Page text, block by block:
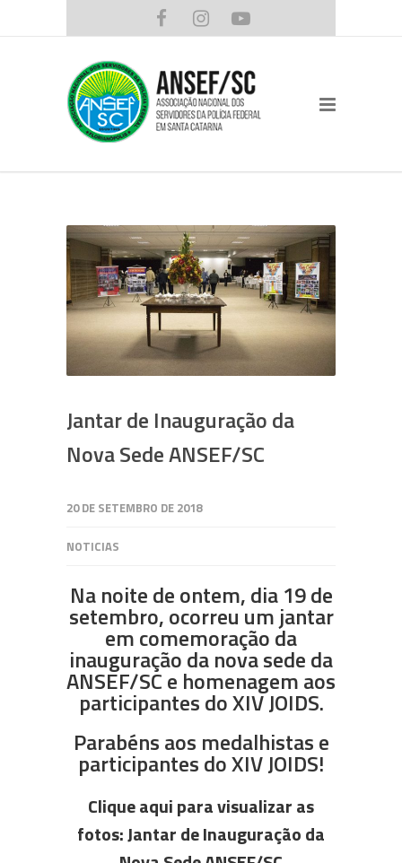
Jantar de Inauguração da
Nova Sede ANSEF/SC
20 DE SETEMBRO DE 2018
NOTICIAS
Na noite de ontem, dia 19 de
setembro, ocorreu um jantar
em comemoração da
inauguração da nova sede da
ANSEF/SC e homenagem aos
participantes do XIV JOIDS.
Parabéns aos medalhistas e
participantes do XIV JOIDS!
Clique aqui para visualizar as
fotos:Jantar de Inauguração da